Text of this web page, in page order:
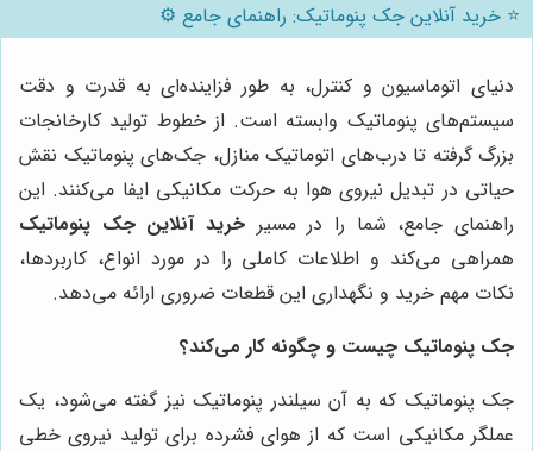
⭐️ خرید آنلاین جک پنوماتیک: راهنمای جامع ⚙️
دنیای اتوماسیون و کنترل، به طور فزاینده‌ای به قدرت و دقت
سیستم‌های پنوماتیک وابسته است. از خطوط تولید کارخانجات
بزرگ گرفته تا درب‌های اتوماتیک منازل، جک‌های پنوماتیک نقش
حیاتی در تبدیل نیروی هوا به حرکت مکانیکی ایفا می‌کنند. این
راهنمای جامع، شما را در مسیر خرید آنلاین جک پنوماتیک
همراهی می‌کند و اطلاعات کاملی را در مورد انواع، کاربردها،
نکات مهم خرید و نگهداری این قطعات ضروری ارائه می‌دهد.
جک پنوماتیک چیست و چگونه کار می‌کند؟
جک پنوماتیک که به آن سیلندر پنوماتیک نیز گفته می‌شود، یک
عملگر مکانیکی است که از هوای فشرده برای تولید نیروی خطی